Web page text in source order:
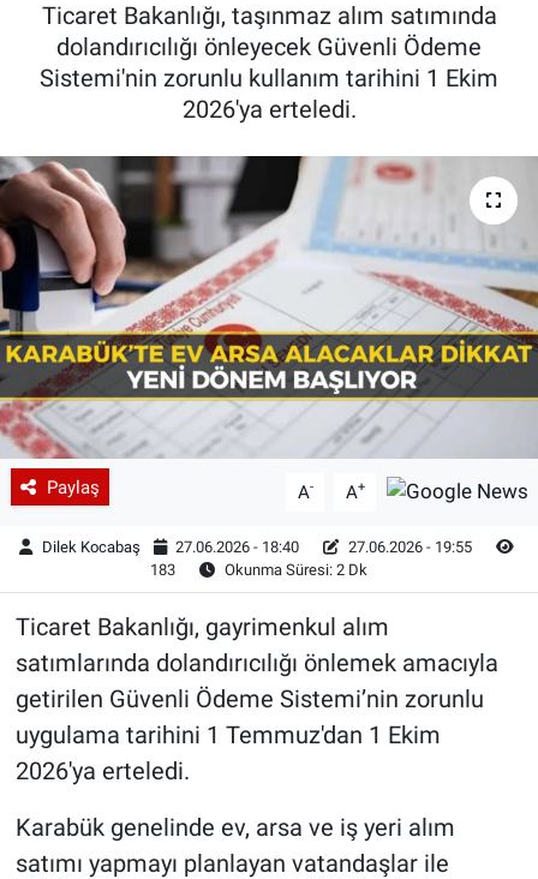
Ticaret Bakanlığı, taşınmaz alım satımında
dolandırıcılığı önleyecek Güvenli Ödeme
Sistemi'nin zorunlu kullanım tarihini 1 Ekim
2026'ya erteledi.
Paylaş A- A+
Dilek Kocabaş 27.06.2026 - 18:40
27.06.2026 - 19:55
183
Okunma Süresi: 2 Dk
Ticaret Bakanlığı, gayrimenkul alım
satımlarında dolandırıcılığı önlemek amacıyla
getirilen Güvenli Ödeme Sistemi’nin zorunlu
uygulama tarihini 1 Temmuz'dan 1 Ekim
2026'ya erteledi.
Karabük genelinde ev, arsa ve iş yeri alım
satımı yapmayı planlayan vatandaşlar ile